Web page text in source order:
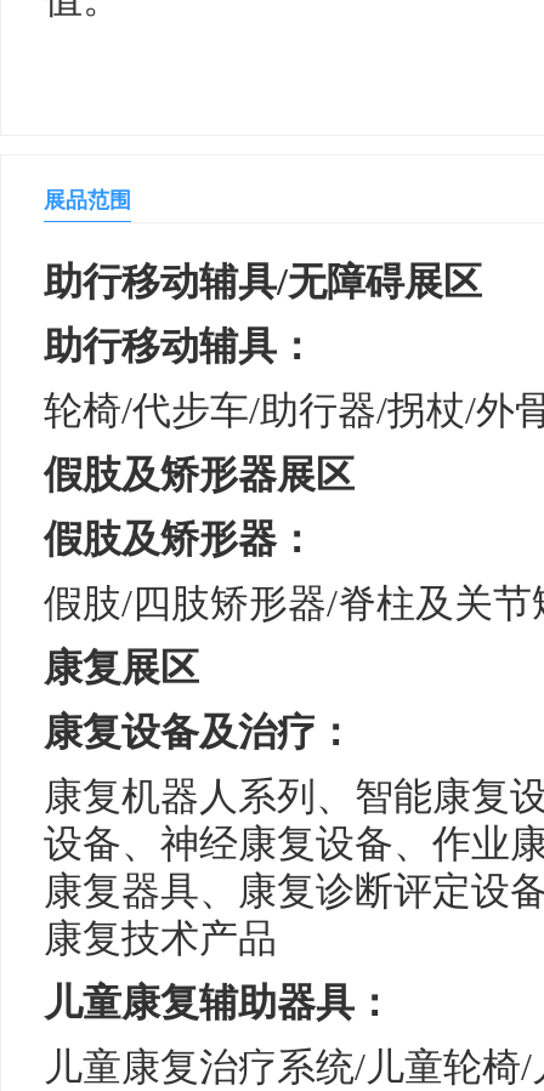
展品范围
助行移动辅具/无障碍展区
助行移动辅具：
轮椅/代步车/助行器/拐杖/外
假肢及矫形器展区
假肢及矫形器：
假肢/四肢矫形器/脊柱及关
康复展区
康复设备及治疗：
康复机器人系列、智能康复
设备、神经康复设备、作业
康复器具、康复诊断评定设
康复技术产品
儿童康复辅助器具：
儿童康复治疗系统/儿童轮